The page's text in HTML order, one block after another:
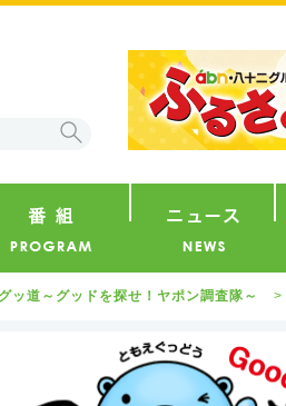
ッ道～グッドを探せ！ヤポン調査隊～